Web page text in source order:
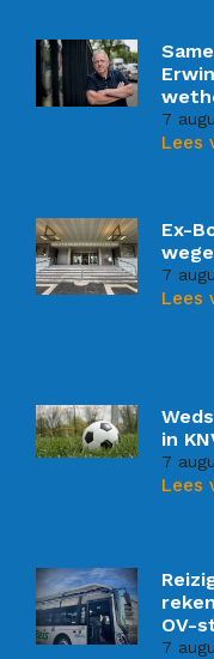
7
Lees
Ex-
7
Lees
in
7
Lees
OV-
7